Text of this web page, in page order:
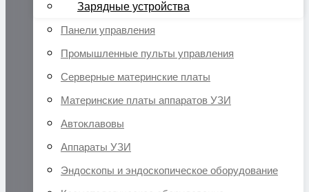
Зарядные устройства
Панели управления
Промышленные пульты управления
Серверные материнские платы
Материнские платы аппаратов УЗИ
Автоклавовы
Аппараты УЗИ
Эндоскопы и эндоскопическое оборудование